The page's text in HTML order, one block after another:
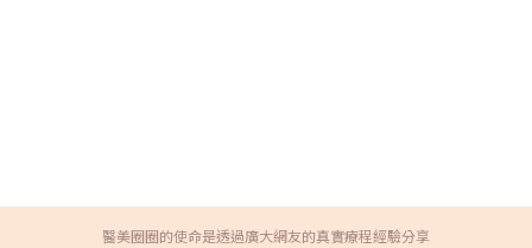
醫美圈圈的使命是透過廣大網友的真實療程經驗分享